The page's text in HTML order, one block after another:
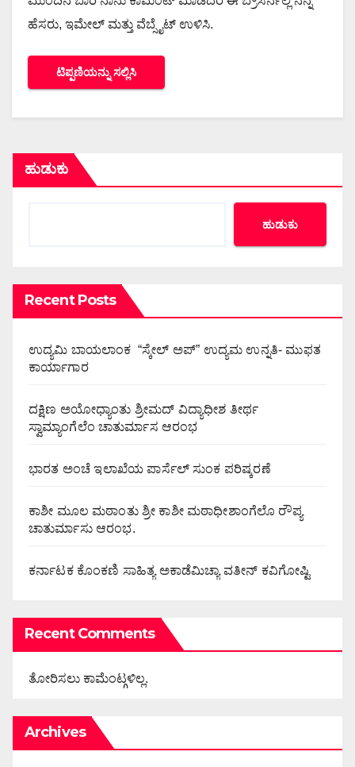
ಹೆಸರು, ಇಮೇಲ್ ಮತ್ತು ವೆಬ್ಸೈಟ್ ಉಳಿಸಿ.
ಹುಡುಕು
ಹುಡುಕು
Recent Posts
ಉದ್ಯಮಿ ಬಾಯಲಾಂಕ “ಸ್ಕೇಲ್ ಅಪ್” ಉದ್ಯಮ ಉನ್ನತಿ- ಮುಫತ
ಕಾರ್ಯಾಗಾರ
ದಕ್ಷಿಣ ಅಯೋಧ್ಯಾಂತು ಶ್ರೀಮದ್ ವಿದ್ಯಾಧೀಶ ತೀರ್ಥ
ಸ್ವಾಮ್ಯಾಂಗೆಲೆಂ ಚಾತುರ್ಮಾಸ ಆರಂಭ
ಭಾರತ ಅಂಚೆ ಇಲಾಖೆಯ ಪಾರ್ಸೆಲ್ ಸುಂಕ ಪರಿಷ್ಕರಣೆ
ಕಾಶೀ ಮೂಲ ಮಠಾಂತು ಶ್ರೀ ಕಾಶೀ ಮಠಾಧೀಶಾಂಗೆಲೊ ರೌಪ್ಯ
ಚಾತುರ್ಮಾಸು ಆರಂಭ.
ಕರ್ನಾಟಕ ಕೊಂಕಣಿ ಸಾಹಿತ್ಯ ಅಕಾಡೆಮಿಚ್ಯಾ ವತೀನ್ ಕವಿಗೋಷ್ಟಿ
Recent Comments
ತೋರಿಸಲು ಕಾಮೆಂಟ್ಗಳಿಲ್ಲ.
Archives